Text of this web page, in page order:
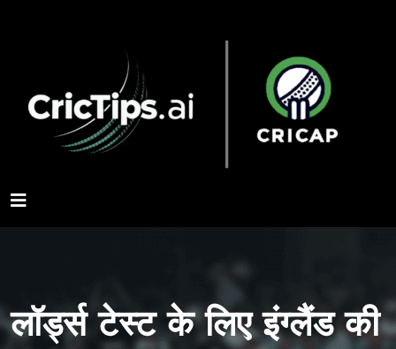
लॉर्ड्स टेस्ट के लिए इंग्लैंड की